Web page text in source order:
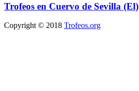
Trofeos en Cuervo de Sevilla (El)
Copyright © 2018 Trofeos.org